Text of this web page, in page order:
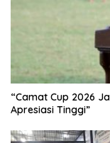
“Camat Cup 2026
Apresiasi Tinggi”